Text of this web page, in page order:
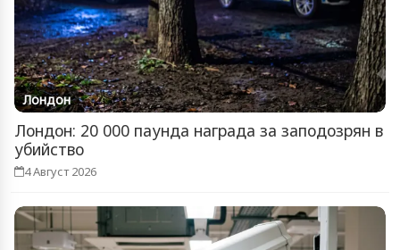
Лондон
Лондон: 20 000 паунда награда за заподозрян в
убийство
4 Август 2026